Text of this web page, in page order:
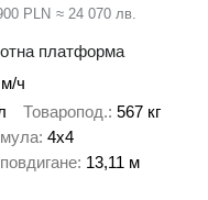
PLN ≈ 24 070 лв.
платформа
ч
Товаропод. 567 кг
4x4
13,11 м